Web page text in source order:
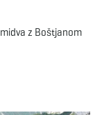
z Boštjanom